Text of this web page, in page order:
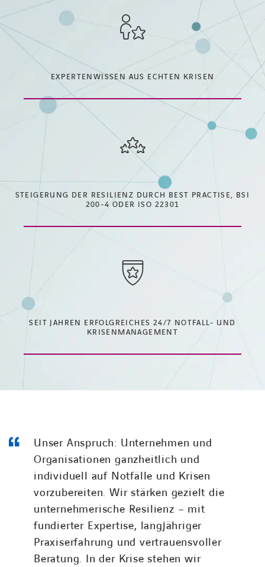
EXPERTENWISSEN AUS ECHTEN KRISEN
STEIGERUNG DER RESILIENZ DURCH BEST PRACTISE, BSI
200-4 ODER ISO 22301
SEIT JAHREN ERFOLGREICHES 24/7 NOTFALL- UND
KRISENMANAGEMENT
Unser Anspruch: Unternehmen und
Organisationen ganzheitlich und
individuell auf Notfälle und Krisen
vorzubereiten. Wir stärken gezielt die
unternehmerische Resilienz – mit
fundierter Expertise, langjähriger
Praxiserfahrung und vertrauensvoller
Beratung. In der Krise stehen wir